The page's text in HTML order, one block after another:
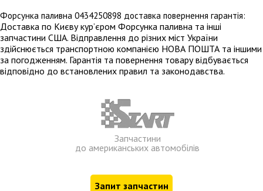
Форсунка паливна 0434250898 доставка повернення гарантія:
Доставка по Києву кур’єром Форсунка паливна та інші
запчастини США. Відправлення до різних міст України
здійснюється транспортною компанією НОВА ПОШТА та іншими
за погодженням. Гарантія та повернення товару відбувається
відповідно до встановлених правил та законодавства.
Запчастини
до американських автомобілів
Запит запчастин